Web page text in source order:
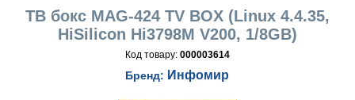
ТВ бокс MAG-424 TV BOX (Linux 4.4.35,
HiSilicon Hi3798M V200, 1/8GB)
Код товару: 000003614
Бренд: Инфомир